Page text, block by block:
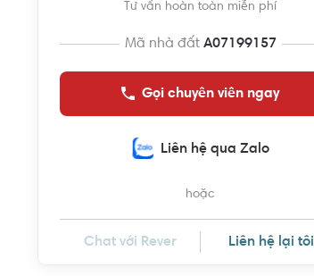
Tư vấn hoàn toàn miễn phí
Mã nhà đất A07199157
Gọi chuyên viên ngay
Liên hệ qua Zalo
hoặc
Chat với Rever Liên hệ lại tôi